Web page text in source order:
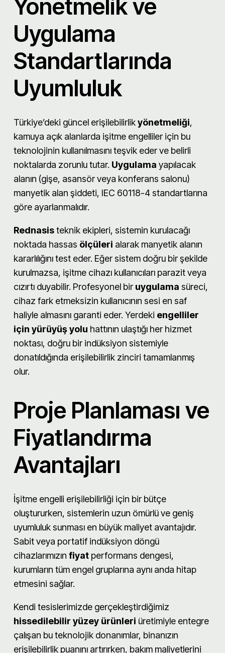
Yönetmelik ve
Uygulama
Standartlarında
Uyumluluk
Türkiye’deki güncel erişilebilirlikyönetmeliği,
kamuya açık alanlarda işitme engelliler için bu
teknolojinin kullanılmasını teşvik eder ve belirli
noktalarda zorunlu tutar. Uygulama yapılacak
alanın (gişe, asansör veya konferans salonu)
manyetik alan şiddeti, IEC 60118-4 standartlarına
göre ayarlanmalıdır.
Rednasisteknik ekipleri, sistemin kurulacağı
noktada hassas ölçüleri alarak manyetik alanın
kararlılığını test eder. Eğer sistem doğru bir şekilde
kurulmazsa, işitme cihazı kullanıcıları parazit veya
cızırtı duyabilir. Profesyonel bir uygulama süreci,
cihaz fark etmeksizin kullanıcının sesi en saf
haliyle almasını garanti eder. Yerdeki engelliler
için yürüyüş yolu hattının ulaştığı her hizmet
noktası, doğru bir indüksiyon sistemiyle
donatıldığında erişilebilirlik zinciri tamamlanmış
olur.
Proje Planlaması ve
Fiyatlandırma
Avantajları
İşitme engelli erişilebilirliği için bir bütçe
oluştururken, sistemlerin uzun ömürlü ve geniş
uyumluluk sunması en büyük maliyet avantajıdır.
Sabit veya portatif indüksiyon döngü
cihazlarımızın fiyat performans dengesi,
kurumların tüm engel gruplarına aynı anda hitap
etmesini sağlar.
Kendi tesislerimizde gerçekleştirdiğimiz
hissedilebilir yüzey ürünleri üretimiyle entegre
çalışan bu teknolojik donanımlar, binanızın
erişilebilirlik puanını artırırken, bakım maliyetlerini